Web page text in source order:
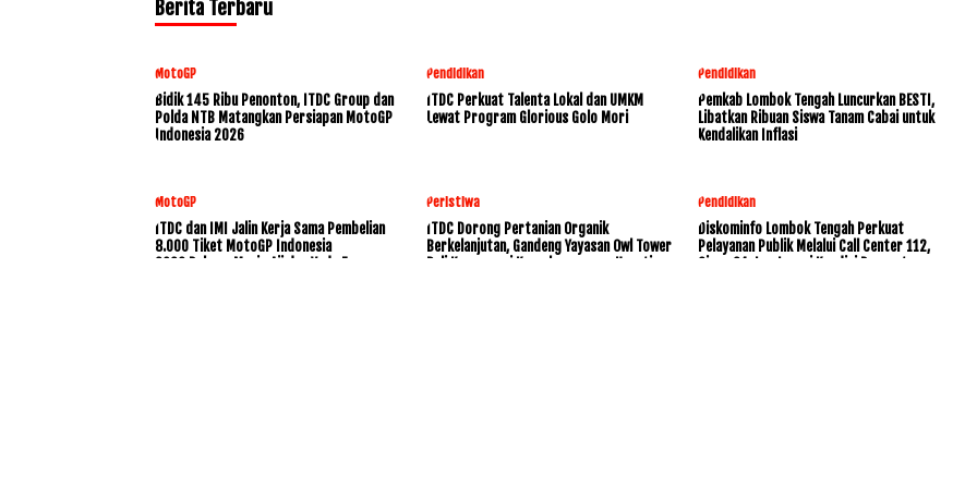
Berita Terbaru
MotoGP
Bidik 145 Ribu Penonton, ITDC Group dan
Polda NTB Matangkan Persiapan MotoGP
Indonesia 2026
Pendidikan
ITDC Perkuat Talenta Lokal dan UMKM
Lewat Program Glorious Golo Mori
Pendidikan
Pemkab Lombok Tengah Luncurkan BESTI,
Libatkan Ribuan Siswa Tanam Cabai untuk
Kendalikan Inflasi
MotoGP
ITDC dan IMI Jalin Kerja Sama Pembelian
8.000 Tiket MotoGP Indonesia
2026,Dukung Mario Aji dan Veda Ega
Peristiwa
ITDC Dorong Pertanian Organik
Berkelanjutan, Gandeng Yayasan Owl Tower
Bali Konservasi Keanekaragaman Hayati
Pendidikan
Diskominfo Lombok Tengah Perkuat
Pelayanan Publik Melalui Call Center 112,
Siaga 24 Jam Layani Kondisi Darurat